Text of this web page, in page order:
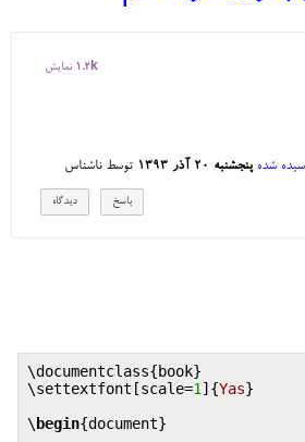
1.2k نمایش
شده پنجشنبه ۲۰ آذر ۱۳۹۳ توسطناشناس
\documentclass{book}
\settextfont [scale=1 ]{Yas}
\ begin{document}